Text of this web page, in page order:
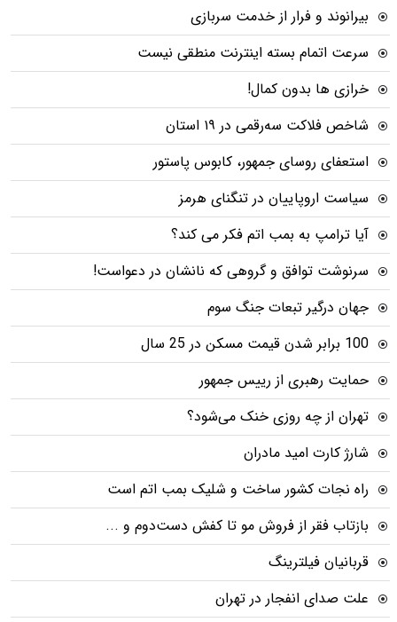
بیرانوند و فرار از خدمت سربازی
سرعت اتمام بسته‌ اینترنت منطقی نیست
خرازی ها بدون کمال!
شاخص فلاکت سه‌رقمی در ۱۹ استان
استعفای روسای جمهور، کابوس پاستور
سیاست اروپاییان در تنگنای هرمز
آیا ترامپ به بمب اتم فکر می کند؟
سرنوشت توافق و گروهی که نانشان در دعواست!
جهان درگیر تبعات جنگ سوم
100 برابر شدن قیمت مسکن در 25 سال
حمایت رهبری از رییس جمهور
تهران از چه روزی خنک می‌شود؟
شارژ کارت امید مادران
راه نجات کشور ساخت و شلیک بمب اتم است
بازتاب فقر از فروش مو تا کفش دست‌دوم و ...
قربانیان فیلترینگ
علت صدای انفجار در تهران